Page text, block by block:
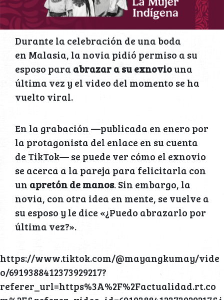
Durante la celebración de una boda
en Malasia, la novia pidió permiso a su
esposo para abrazar a su exnoviouna
última vez y el video del momento se ha
vuelto viral.
En la grabación —publicada en enero por
la protagonista del enlace en su cuenta
de TikTok— se puede ver cómo el exnovio
se acerca a la pareja para felicitarla con
un apretón de manos. Sin embargo, la
novia, con otra idea en mente, se vuelve a
su esposo y le dice «¿Puedo abrazarlo por
última vez?».
https://www.tiktok.com/@mayangkumay/vide
o/6919388412373929217?
referer_url=https%3A%2F%2Factualidad.rt.co